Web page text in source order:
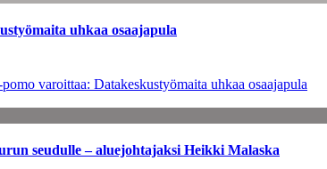
uhkaa osaajapula
varoittaa: Datakeskustyömaita uhkaa osaajapula
seudulle – aluejohtajaksi Heikki Malaska